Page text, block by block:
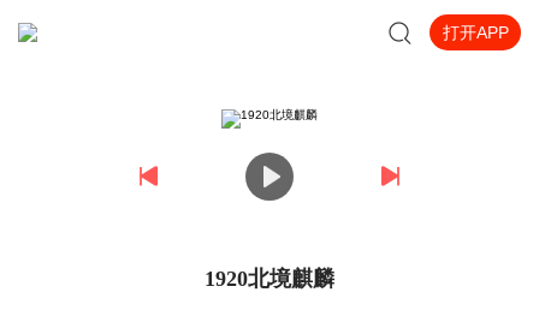
打开APP
1920北境麒麟